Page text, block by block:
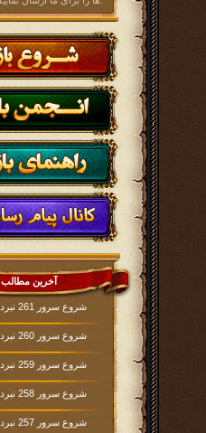
آخرین مطالب
شروع سرور 261 نبرد جهانی
شروع سرور 260 نبرد جهانی
شروع سرور 259 نبرد جهانی
شروع سرور 258 نبرد جهانی
شروع سرور 257 نبرد جهانی